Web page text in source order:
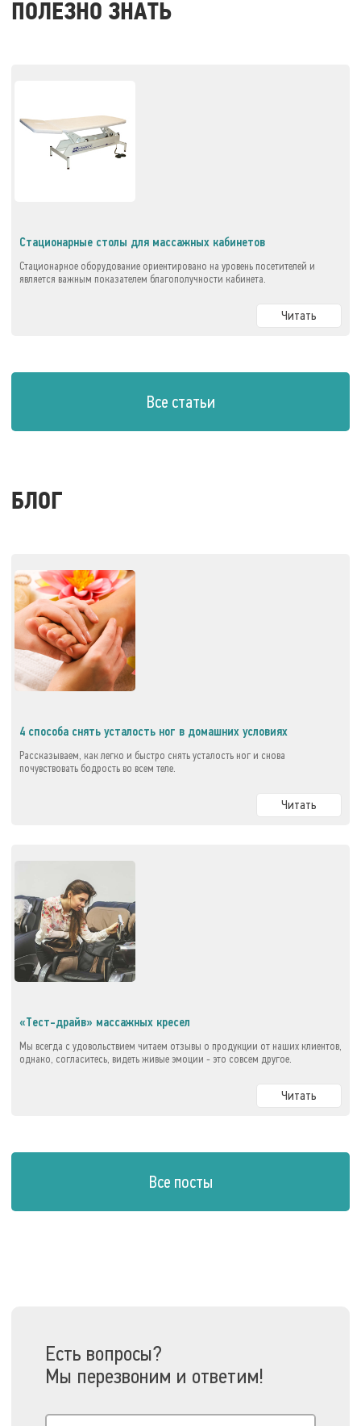
ПОЛЕЗНО ЗНАТЬ
Стационарные столы для массажных кабинетов
Стационарное оборудование ориентировано на уровень посетителей и
является важным показателем благополучности кабинета.
Читать
Все статьи
БЛОГ
4 способа снять усталость ног в домашних условиях
Рассказываем, как легко и быстро снять усталость ног и снова
почувствовать бодрость во всем теле.
Читать
«Тест-драйв» массажных кресел
Мы всегда с удовольствием читаем отзывы о продукции от наших клиентов,
однако, согласитесь, видеть живые эмоции - это совсем другое.
Читать
Все посты
Есть вопросы?
Мы перезвоним и ответим!